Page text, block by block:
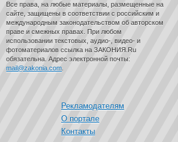
Все права, на любые материалы, размещенные на
сайте, защищены в соответствии с российским и
международным законодательством об авторском
праве и смежных правах. При любом
использовании текстовых, аудио-, видео- и
фотоматериалов ссылка на ЗАКОНИЯ.Ru
обязательна. Адрес электронной почты:
mail@zakonia.com
Рекламодателям
О портале
Контакты